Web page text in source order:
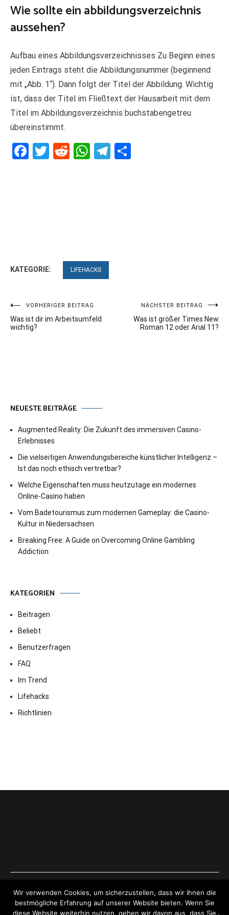
Wie sollte ein abbildungsverzeichnis
aussehen?
Aufbau eines Abbildungsverzeichnisses Zu Beginn eines
jeden Eintrags steht die Abbildungsnummer (beginnend
mit „Abb. 1“). Dann folgt der Titel der Abbildung. Wichtig
ist, dass der Titel im Fließtext der Hausarbeit mit dem
Titel im Abbildungsverzeichnis buchstabengetreu
übereinstimmt.
Facebook
Twitter
RedditWhatsApp
Telegram
KATEGORIE: LIFEHACKS
Beitragsnavigation
VORHERIGER BEITRAG
Was ist dir im Arbeitsumfeld
wichtig?
NÄCHSTER BEITRAG
Was ist größer Times New
Roman 12 oder Arial 11?
NEUESTE BEITRÄGE
Augmented Reality: Die Zukunft des immersiven Casino-
Erlebnisses
Die vielseitigen Anwendungsbereiche künstlicher Intelligenz –
Ist das noch ethisch vertretbar?
Welche Eigenschaften muss heutzutage ein modernes
Online-Casino haben
Vom Badetourismus zum modernen Gameplay: die Casino-
Kultur in Niedersachsen
Breaking Free: A Guide on Overcoming Online Gambling
Addiction
KATEGORIEN
Beitragen
Beliebt
Benutzerfragen
FAQ
Im Trend
Lifehacks
Richtlinien
Copyright © 2026ExpressAntworten.com . All rights reserved.
Theme:Cenote by ThemeGrill. Powered byWordPress .
Wir verwenden Cookies, um sicherzustellen, dass wir Ihnen die
bestmögliche Erfahrung auf unserer Website bieten. Wenn Sie
diese Website weiterhin nutzen, gehen wir davon aus, dass Sie